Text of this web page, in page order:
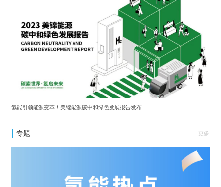
氢能引领能源变革！美锦能源碳中和绿色发展报告发布
专题 更多